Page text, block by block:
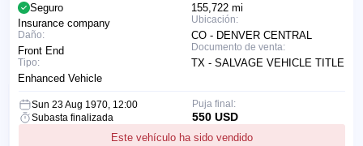
155,722 mi
Ubicación:
CO - DENVER CENTRAL
Documento de venta:
TX - SALVAGE VEHICLE TITLE
Seguro
Insurance company
Daño:
Front End
Tipo:
Enhanced Vehicle
Sun 23 Aug 1970, 12:00
Subasta finalizada
Este vehículo ha sido vendido
Puja final:
550 USD